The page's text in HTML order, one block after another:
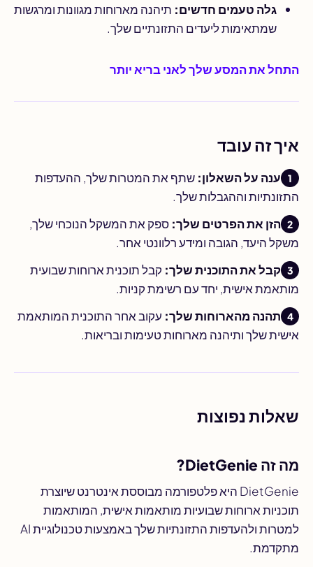
גלה טעמים חדשים: תיהנה מארוחות מגוונות ומרגשות
שמתאימות ליעדים התזונתיים שלך.
התחל את המסע שלך לאני בריא יותר
איך זה עובד
ענה על השאלון: שתף את המטרות שלך, ההעדפות
התזונתיות וההגבלות שלך.
הזן את הפרטים שלך: ספק את המשקל הנוכחי שלך,
משקל היעד, הגובה ומידע רלוונטי אחר.
קבל את התוכנית שלך: קבל תוכנית ארוחות שבועית
מותאמת אישית, יחד עם רשימת קניות.
תהנה מהארוחות שלך: עקוב אחר התוכנית המותאמת
אישית שלך ותיהנה מארוחות טעימות ובריאות.
שאלות נפוצות
מה זה DietGenie?
DietGenie היא פלטפורמה מבוססת אינטרנט שיוצרת
תוכניות ארוחות שבועיות מותאמות אישית, המותאמות
למטרות ולהעדפות התזונתיות שלך באמצעות טכנולוגיית AI
מתקדמת.